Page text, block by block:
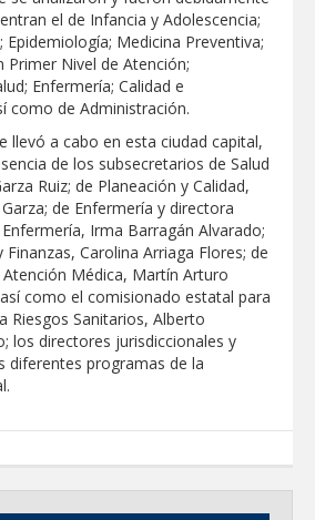
el de Infancia y Adolescencia;
Epidemiología; Medicina Preventiva;
Primer Nivel de Atención;
Enfermería; Calidad e
como de Administración.
llevó a cabo en esta ciudad capital,
de los subsecretarios de Salud
Ruiz; de Planeación y Calidad,
de Enfermería y directora
Irma Barragán Alvarado;
Carolina Arriaga Flores; de
Médica, Martín Arturo
como el comisionado estatal para
Riesgos Sanitarios, Alberto
los directores jurisdiccionales y
diferentes programas de la